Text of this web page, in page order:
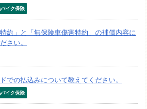
バイク保険
特約」と「無保険車傷害特約」の補償内容に
さい。
での払込みについて教えてください。
バイク保険